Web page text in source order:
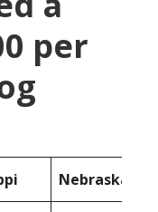
per
Nebraska